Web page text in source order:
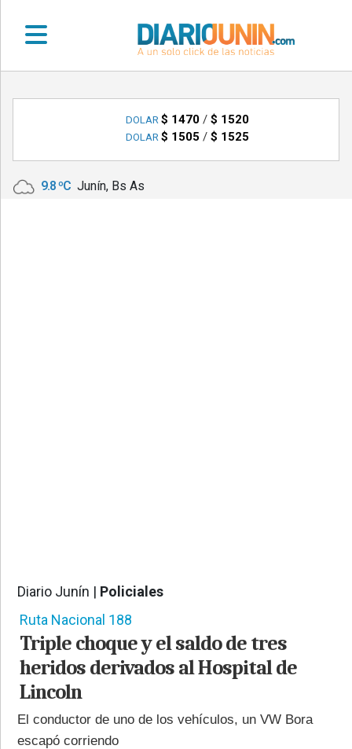
•
LOCALES
•
DOLAR $ 1470/ $ 1520
DOLAR $ 1505 / $ 1525
9.8 ºC Junín, Bs As
Diario Junín | Policiales
Ruta Nacional 188
Triple choque y el saldo de tres
heridos derivados al Hospital de
Lincoln
El conductor de uno de los vehículos, un VW Bora
escapó corriendo